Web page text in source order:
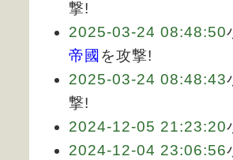
撃!
2025-03-24 08:48:50
帝國 を攻撃!
2025-03-24 08:48:43
撃!
2024-12-05 21:23:20
2024-12-04 23:06:56